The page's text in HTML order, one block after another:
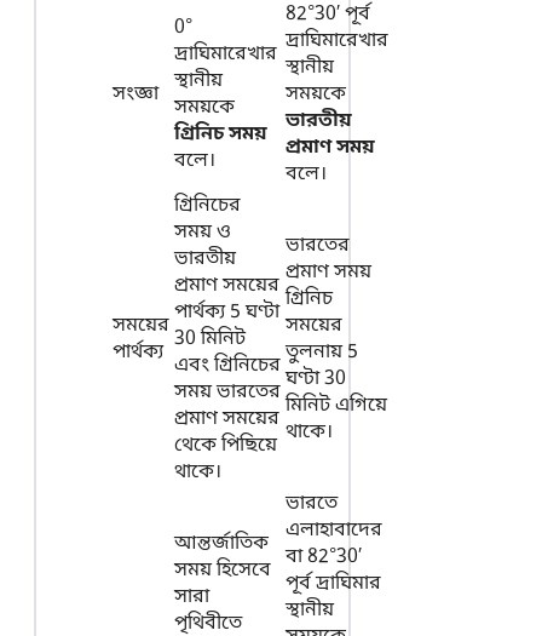
সংজ্ঞা
0°
দ্রাঘিমারেখার
স্থানীয়
সময়কে
গ্রিনিচ সময়
বলে।
82°30′ পূর্ব
দ্রাঘিমারেখার
স্থানীয়
সময়কে
ভারতীয়
প্রমাণ সময়
বলে।
সময়ের
পার্থক্য
গ্রিনিচের
সময় ও
ভারতীয়
প্রমাণ সময়ের
পার্থক্য 5 ঘণ্টা
30 মিনিট
এবং গ্রিনিচের
সময় ভারতের
প্রমাণ সময়ের
থেকে পিছিয়ে
থাকে।
ভারতের
প্রমাণ সময়
গ্রিনিচ
সময়ের
তুলনায় 5
ঘণ্টা 30
মিনিট এগিয়ে
থাকে।
আন্তর্জাতিক
সময় হিসেবে
সারা
পৃথিবীতে
ভারতে
এলাহাবাদের
বা 82°30′
পূর্ব দ্রাঘিমার
স্থানীয়